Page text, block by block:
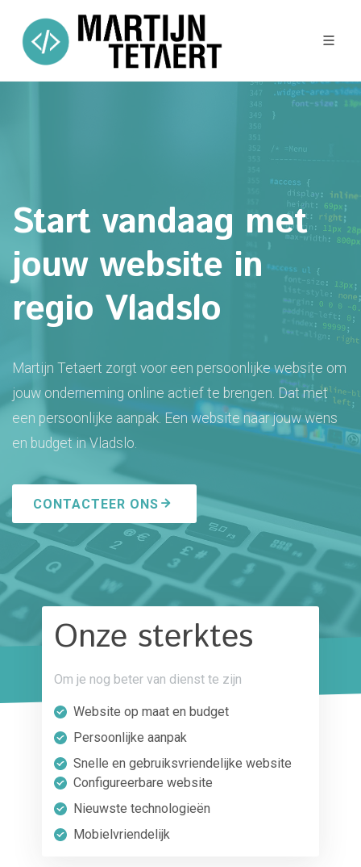
Start vandaag met
jouw website in
regio Vladslo
Martijn Tetaert zorgt voor een persoonlijke website om
jouw onderneming online actief te brengen. Dat met
een persoonlijke aanpak. Een website naar jouw wens
en budget in Vladslo.
CONTACTEER ONS
Onze sterktes
Om je nog beter van dienst te zijn
Website op maat en budget
Persoonlijke aanpak
Snelle en gebruiksvriendelijke website
Configureerbare website
Nieuwste technologieën
Mobielvriendelijk